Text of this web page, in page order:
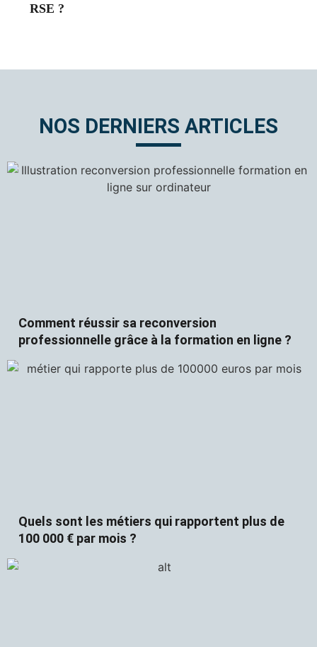
RSE ?
NOS DERNIERS ARTICLES
Comment réussir sa reconversion
professionnelle grâce à la formation en ligne ?
Quels sont les métiers qui rapportent plus de
100 000 € par mois ?